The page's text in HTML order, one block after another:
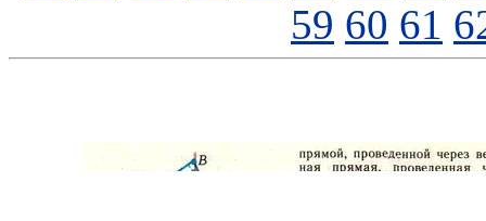
59 60 61